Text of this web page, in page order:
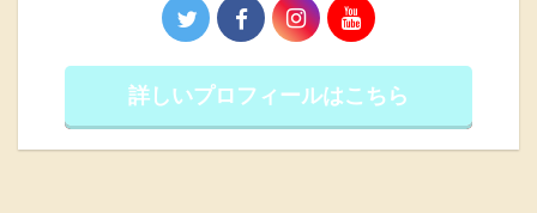
詳しいプロフィールはこちら